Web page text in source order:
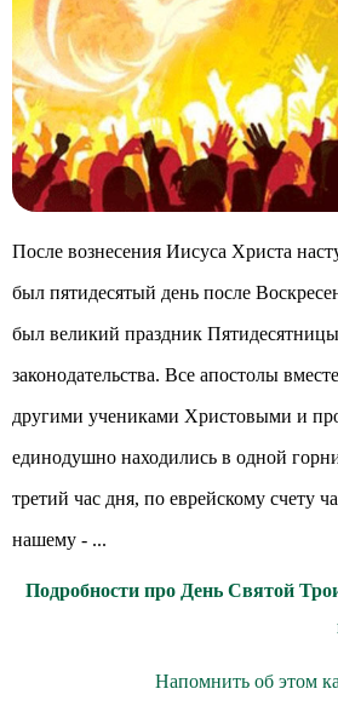
После вознесения Иисуса Христа
был пятидесятый день после
был великий праздник
законодательства. Все апостолы
другими учениками Христовыми и
единодушно находились в одной
третий час дня, по еврейскому счету
нашему - ...
Подробности про День Святой
Напомнить об этом